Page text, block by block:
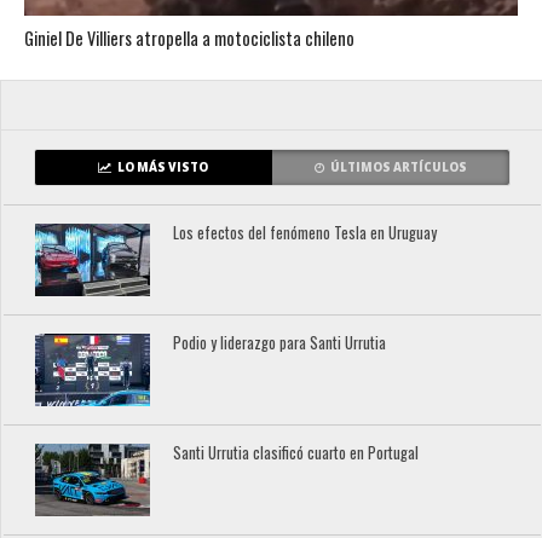
Giniel De Villiers atropella a motociclista chileno
LO MÁS VISTO ÚLTIMOS ARTÍCULOS
Los efectos del fenómeno Tesla en Uruguay
Podio y liderazgo para Santi Urrutia
Santi Urrutia clasificó cuarto en Portugal